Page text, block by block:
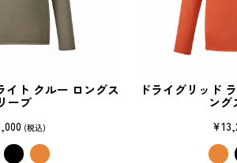
イト クルー ロングス
リーブ
(税込)
ドライグリッド
ング